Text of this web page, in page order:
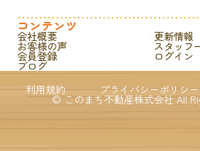
コンテンツ
会社概要 更新情報
お客様の声 スタッフ
会員登録 ログイン
ブログ
利用規約
プライバシーポリシー
© このまち不動産株式会社 All